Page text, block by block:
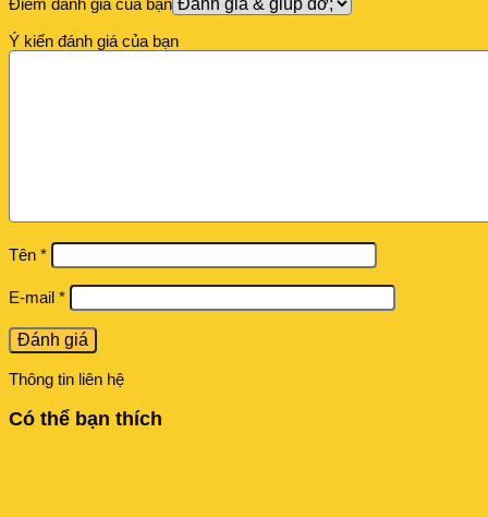
Điểm đánh giá của bạn
Ý kiến đánh giá của bạn
Tên *
E-mail *
Thông tin liên hệ
Có thể bạn thích